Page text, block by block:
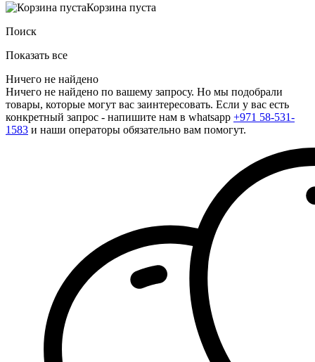
Корзина пуста
Поиск
Показать все
Ничего не найдено
Ничего не найдено по вашему запросу. Но мы подобрали
товары, которые могут вас заинтересовать. Если у вас есть
конкретный запрос - напишите нам в whatsapp +971 58-531-
1583 и наши операторы обязательно вам помогут.